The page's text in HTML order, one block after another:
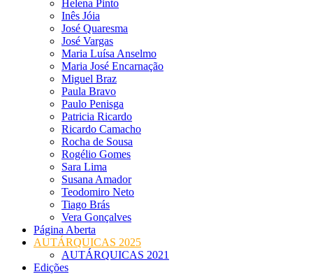
Helena Pinto
Inês Jóia
José Quaresma
José Vargas
Maria Luísa Anselmo
Maria José Encarnação
Miguel Braz
Paula Bravo
Paulo Penisga
Patricia Ricardo
Ricardo Camacho
Rocha de Sousa
Rogélio Gomes
Sara Lima
Susana Amador
Teodomiro Neto
Tiago Brás
Vera Gonçalves
Página Aberta
AUTÁRQUICAS 2025
AUTÁRQUICAS 2021
Edições